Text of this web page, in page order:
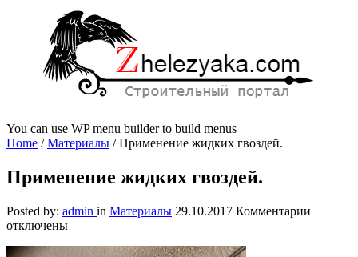
You can use WP menu builder to build menus
Home /Материалы /Применение жидких гвоздей.
Применение жидких гвоздей.
Posted by: admin in Материалы 29.10.2017 Комментарии
отключены